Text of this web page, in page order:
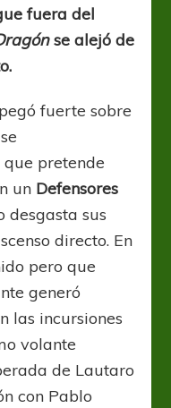
fuera del
se alejó de
fuerte sobre
que pretende
un Defensores
desgasta sus
directo. En
pero que
generó
las incursiones
volante
de Lautaro
con Pablo